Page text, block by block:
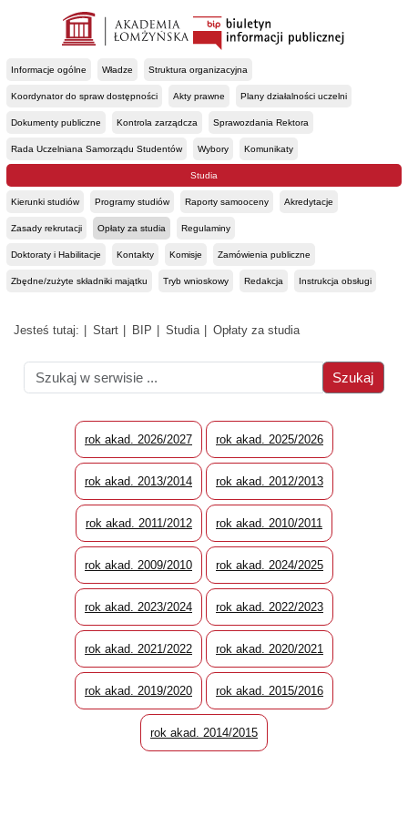
Informacje ogólne Władze Struktura organizacyjna
Koordynator do spraw dostępności Akty prawne Plany działalności uczelni
Dokumenty publiczne Kontrola zarządcza Sprawozdania Rektora
Rada Uczelniana Samorządu Studentów Wybory Komunikaty
Studia
Kierunki studiów Programy studiów Raporty samooceny Akredytacje
Zasady rekrutacji Opłaty za studia Regulaminy
Doktoraty i Habilitacje Kontakty Komisje Zamówienia publiczne
Zbędne/zużyte składniki majątku Tryb wnioskowy Redakcja Instrukcja obsługi
Jesteś tutaj: Start BIP Studia Opłaty za studia
rok akad. 2026/2027 rok akad. 2025/2026
rok akad. 2013/2014 rok akad. 2012/2013
rok akad. 2011/2012 rok akad. 2010/2011
rok akad. 2009/2010 rok akad. 2024/2025
rok akad. 2023/2024 rok akad. 2022/2023
rok akad. 2021/2022 rok akad. 2020/2021
rok akad. 2019/2020 rok akad. 2015/2016
rok akad. 2014/2015